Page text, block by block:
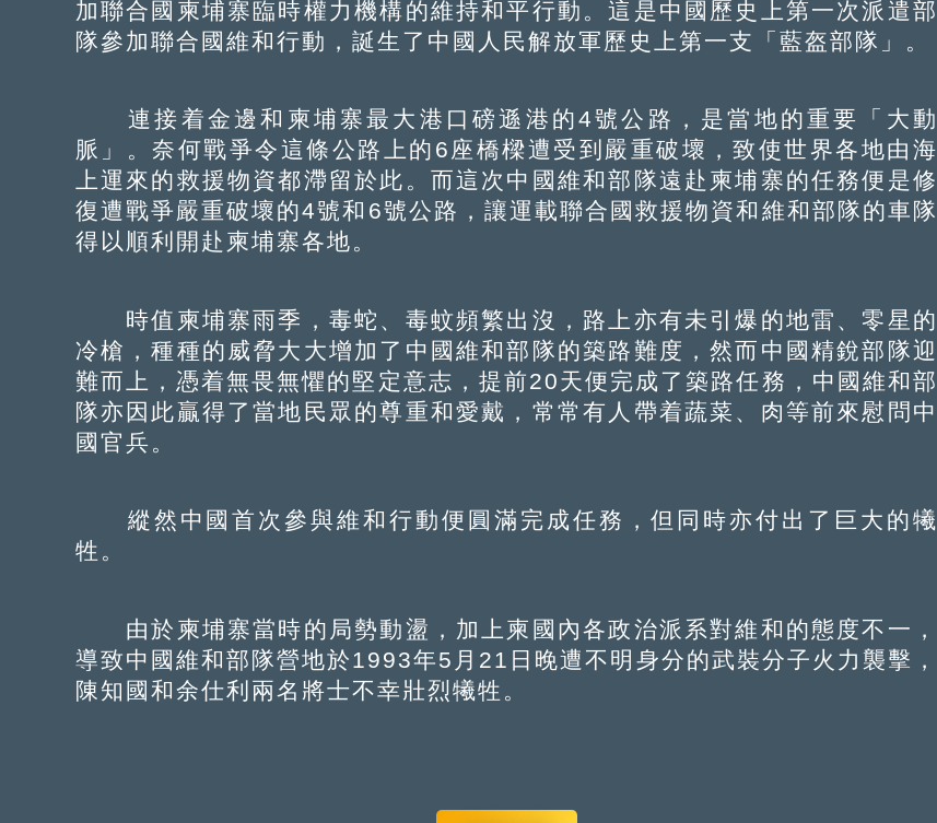
加聯合國柬埔寨臨時權力機構的維持和平行動。這是中國歷史上第一次派遣部
隊參加聯合國維和行動，誕生了中國人民解放軍歷史上第一支「藍盔部隊」。
連接着金邊和柬埔寨最大港口磅遜港的4號公路，是當地的重要「大動
脈」。奈何戰爭令這條公路上的6座橋樑遭受到嚴重破壞，致使世界各地由海
上運來的救援物資都滯留於此。而這次中國維和部隊遠赴柬埔寨的任務便是修
復遭戰爭嚴重破壞的4號和6號公路，讓運載聯合國救援物資和維和部隊的車隊
得以順利開赴柬埔寨各地。
時值柬埔寨雨季，毒蛇、毒蚊頻繁出沒，路上亦有未引爆的地雷、零星的
冷槍，種種的威脅大大增加了中國維和部隊的築路難度，然而中國精銳部隊迎
難而上，憑着無畏無懼的堅定意志，提前20天便完成了築路任務，中國維和部
隊亦因此贏得了當地民眾的尊重和愛戴，常常有人帶着蔬菜、肉等前來慰問中
國官兵。
縱然中國首次參與維和行動便圓滿完成任務，但同時亦付出了巨大的犧
牲。
由於柬埔寨當時的局勢動盪，加上柬國內各政治派系對維和的態度不一，
導致中國維和部隊營地於1993年5月21日晚遭不明身分的武裝分子火力襲擊，
陳知國和余仕利兩名將士不幸壯烈犧牲。